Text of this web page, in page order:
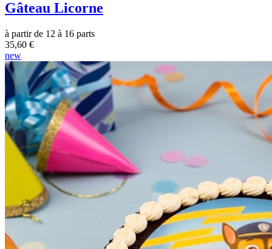
Gâteau Licorne
à partir de 12 à 16 parts
35,60 €
new